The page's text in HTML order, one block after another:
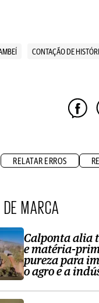
CONTAÇÃO DE
RELATAR ERROS
MARCA
Calponta alia
e matéria-
pureza para
o agro e a